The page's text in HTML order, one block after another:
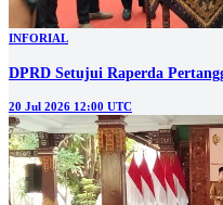
INFORIAL
DPRD Setujui Raperda
20 Jul 2026 12:00 UTC